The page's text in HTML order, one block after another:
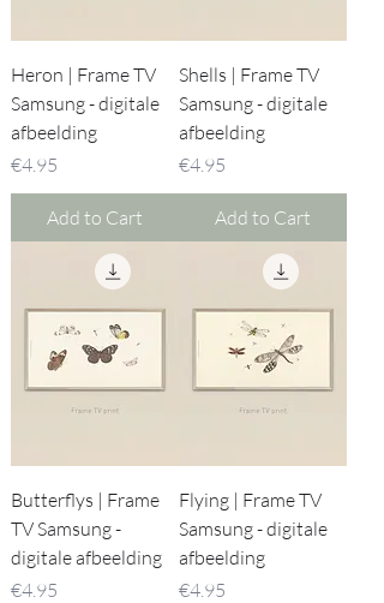
Heron | Frame TV
Samsung - digitale
afbeelding
Price
€4.95
Add to Cart
Shells | Frame TV
Samsung - digitale
afbeelding
Price
€4.95
Add to Cart
Butterflys | Frame
TV Samsung -
digitale afbeelding
Price
€4.95
Flying | Frame TV
Samsung - digitale
afbeelding
Price
€4.95